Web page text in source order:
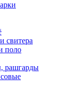
свитера
поло
рашгарды